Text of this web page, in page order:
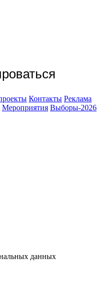
Контакты Реклама
Мероприятия Выборы-2026
данных